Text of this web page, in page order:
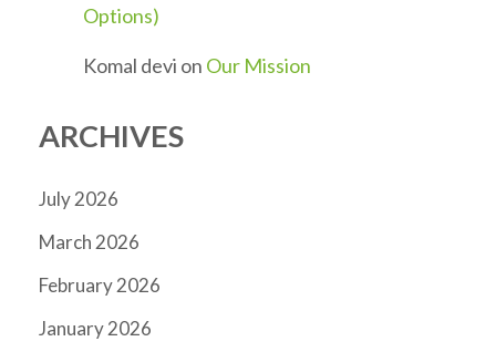
Options)
Komal devi on Our Mission
ARCHIVES
July 2026
March 2026
February 2026
January 2026